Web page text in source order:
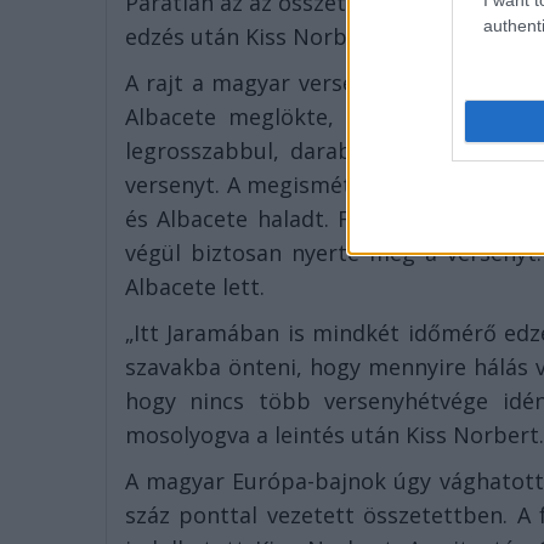
edzés után Kiss Norbert.
A rajt a magyar versenyzőnek jól
Albacete meglökte, és a hátuk
legrosszabbul, darabok repültek le
versenyt. A megismételt rajtot is jól
és Albacete haladt. Féltávnál már
végül biztosan nyerte meg a
Albacete lett.
„Itt Jaramában is mindkét időmérő
szavakba önteni, hogy mennyire hálás
hogy nincs több versenyhétvége
mosolyogva a leintés után Kiss Norbert.
A magyar Európa-bajnok úgy
száz ponttal vezetett összetettben.